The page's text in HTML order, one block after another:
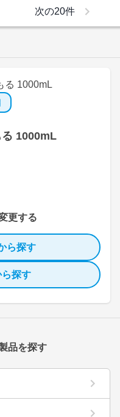
1000mL
更する
ら探す
探す
品を探す
次の20件